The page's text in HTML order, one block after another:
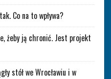
Co na to wpływa?
żeby ją chronić. Jest projekt
stół we Wrocławiu i w